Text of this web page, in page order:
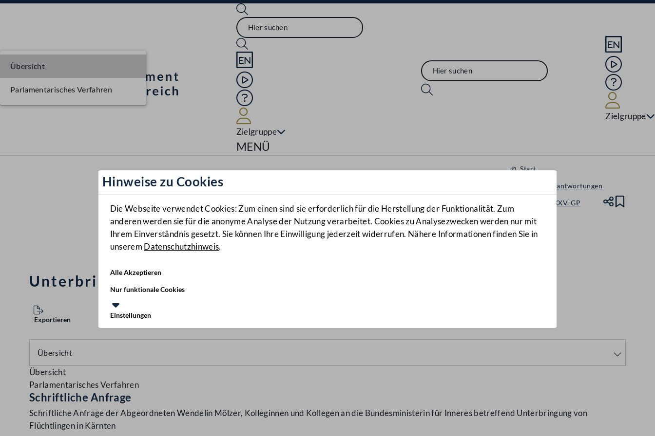
Sprache English
Mediathek
Hilfe
Zielgruppe
Navigationsmenü öffnen
MENÜ
Sprache
Mediathek
Hilfe
Zielgruppe
Hinweise zu Cookies
Die Webseite verwendet Cookies: Zum einen sind sie erforderlich für die Herstellung der Funktionalität. Zum
anderen werden sie für die anonyme Analyse der Nutzung verarbeitet. Cookies zu Analysezwecken werden nur mit
Ihrem Einverständnis gesetzt. Sie können Ihre Einwilligung jederzeit widerrufen. Nähere Informationen finden Sie in
unserem Datenschutzhinweis.
Alle Akzeptieren
Nur funktionale Cookies
Einstellungen
Start
Anfragen & Beantwortungen
Nationalrat - XXV. GP
Anfragen
5316/J
Unterbringung von Flüchtlingen in Kärnten
Exportieren
Übersicht
Parlamentarisches Verfahren
Übersicht
Parlamentarisches Verfahren
Schriftliche Anfrage
Schriftliche Anfrage der Abgeordneten Wendelin Mölzer, Kolleginnen und Kollegen an die Bundesministerin für Inneres betreffend Unterbringung von
Flüchtlingen in Kärnten